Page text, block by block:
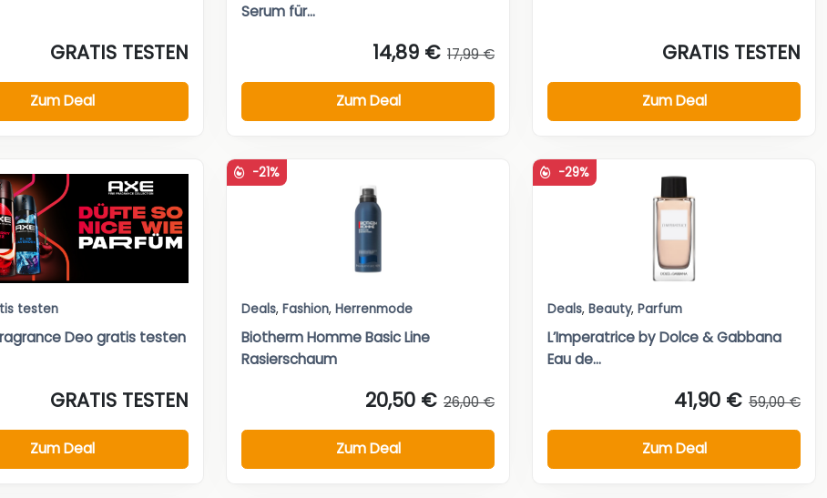
GRATIS TESTEN
Zum Deal
Serum für...
14,89 € 17,99 €
Zum Deal
GRATIS TESTEN
Zum Deal
testen
Deo gratis testen
GRATIS TESTEN
Zum Deal
-21%
Deals, Fashion, Herrenmode
Biotherm Homme Basic Line
Rasierschaum
20,50 € 26,00 €
Zum Deal
-29%
Deals, Beauty, Parfum
L’Imperatrice by Dolce & Gabbana
Eau de...
41,90 € 59,00 €
Zum Deal